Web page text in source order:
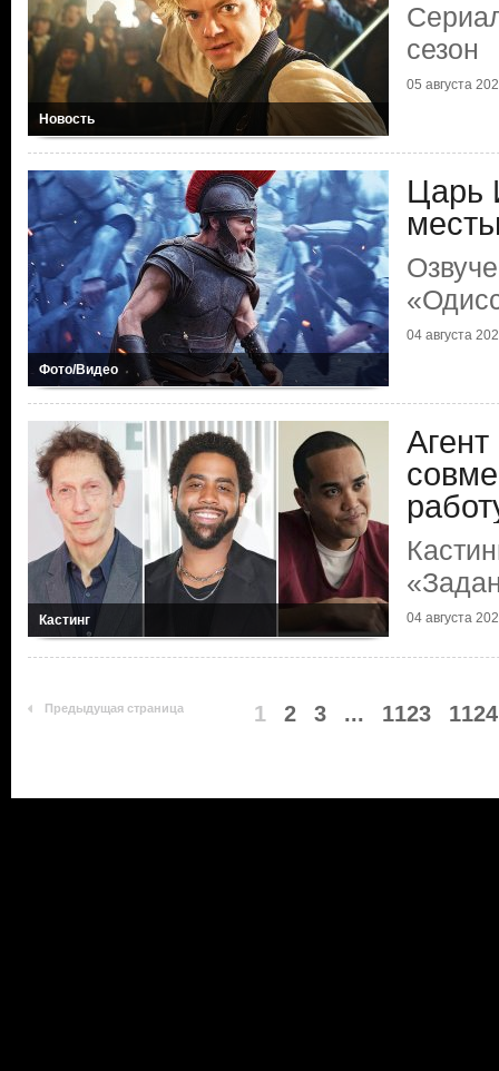
Новость
сезон
05 августа
Фото/Видео
Царь
04 августа
Кастинг 04 августа
Предыдущая страница 1 2 3 ... 1123 1124